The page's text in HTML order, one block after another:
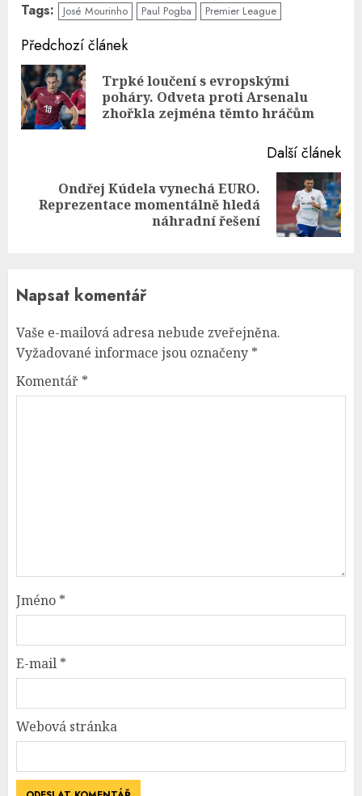
Tags: José Mourinho Paul Pogba Premier League
Continue
Reading
Předchozí článek
Trpké loučení s evropskými
poháry. Odveta proti Arsenalu
zhořkla zejména těmto hráčům
Další článek
Next
Ondřej Kúdela vynechá EURO.
Reprezentace momentálně hledá
náhradní řešení
Napsat komentář
Vaše e-mailová adresa nebude zveřejněna.
Vyžadované informace jsou označeny *
Komentář *
Jméno *
E-mail *
Webová stránka